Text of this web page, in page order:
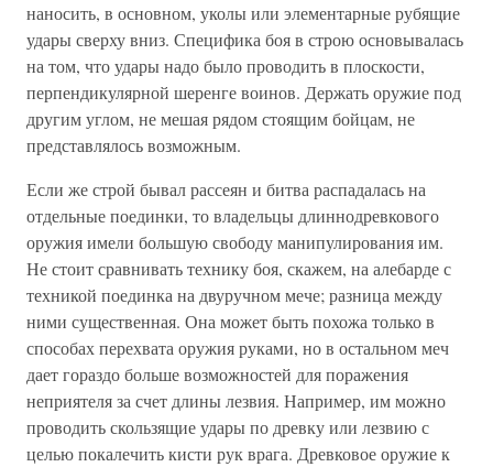
наносить, в основном, уколы или элементарные рубящие
удары сверху вниз. Специфика боя в строю основывалась
на том, что удары надо было проводить в плоскости,
перпендикулярной шеренге воинов. Держать оружие под
другим углом, не мешая рядом стоящим бойцам, не
представлялось возможным.
Если же строй бывал рассеян и битва распадалась на
отдельные поединки, то владельцы длиннодревкового
оружия имели большую свободу манипулирования им.
Не стоит сравнивать технику боя, скажем, на алебарде с
техникой поединка на двуручном мече; разница между
ними существенная. Она может быть похожа только в
способах перехвата оружия руками, но в остальном меч
дает гораздо больше возможностей для поражения
неприятеля за счет длины лезвия. Например, им можно
проводить скользящие удары по древку или лезвию с
целью покалечить кисти рук врага. Древковое оружие к